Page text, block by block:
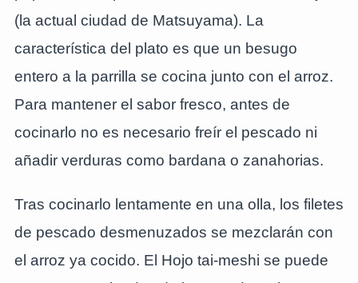
(la actual ciudad de Matsuyama). La
característica del plato es que un besugo
entero a la parrilla se cocina junto con el arroz.
Para mantener el sabor fresco, antes de
cocinarlo no es necesario freír el pescado ni
añadir verduras como bardana o zanahorias.
Tras cocinarlo lentamente en una olla, los filetes
de pescado desmenuzados se mezclarán con
el arroz ya cocido. El Hojo tai-meshi se puede